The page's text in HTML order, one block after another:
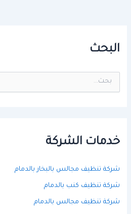
البحث
ن
خدمات الشركة
شركة تنظيف مجالس بالبخار بالدمام
شركة تنظيف كنب بالدمام
شركة تنظيف مجالس بالدمام